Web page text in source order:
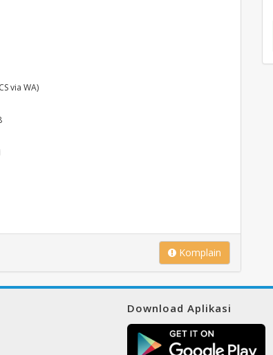
via WA)
Komplain
Download Aplikasi